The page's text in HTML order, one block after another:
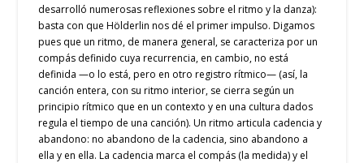
desarrolló numerosas reflexiones sobre el ritmo y la danza):
basta con que Hölderlin nos dé el primer impulso. Digamos
pues que un ritmo, de manera general, se caracteriza por un
compás definido cuya recurrencia, en cambio, no está
definida —o lo está, pero en otro registro rítmico— (así, la
canción entera, con su ritmo interior, se cierra según un
principio rítmico que en un contexto y en una cultura dados
regula el tiempo de una canción). Un ritmo articula cadencia y
abandono: no abandono de la cadencia, sino abandono a
ella y en ella. La cadencia marca el compás (la medida) y el